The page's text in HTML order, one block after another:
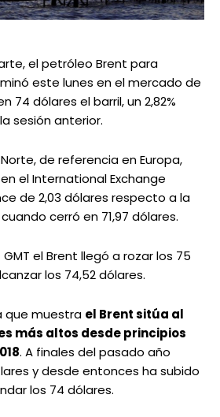
el petróleo Brent para
este lunes en el mercado de
74 dólares el barril, un 2,82%
sesión anterior.
de referencia en Europa,
el International Exchange
de 2,03 dólares respecto a la
cerró en 71,97 dólares.
GMT el Brent llegó a rozar los 75
los 74,52 dólares.
que muestra el Brent sitúa al
más altos desde principios
. A finales del pasado año
y desde entonces ha subido
los 74 dólares.